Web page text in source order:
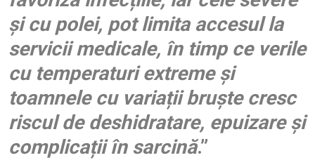
și cu polei, pot limita accesul la
servicii medicale, în timp ce verile
cu temperaturi extreme și
toamnele cu variații bruște cresc
riscul de deshidratare, epuizare și
complicații în sarcină.”